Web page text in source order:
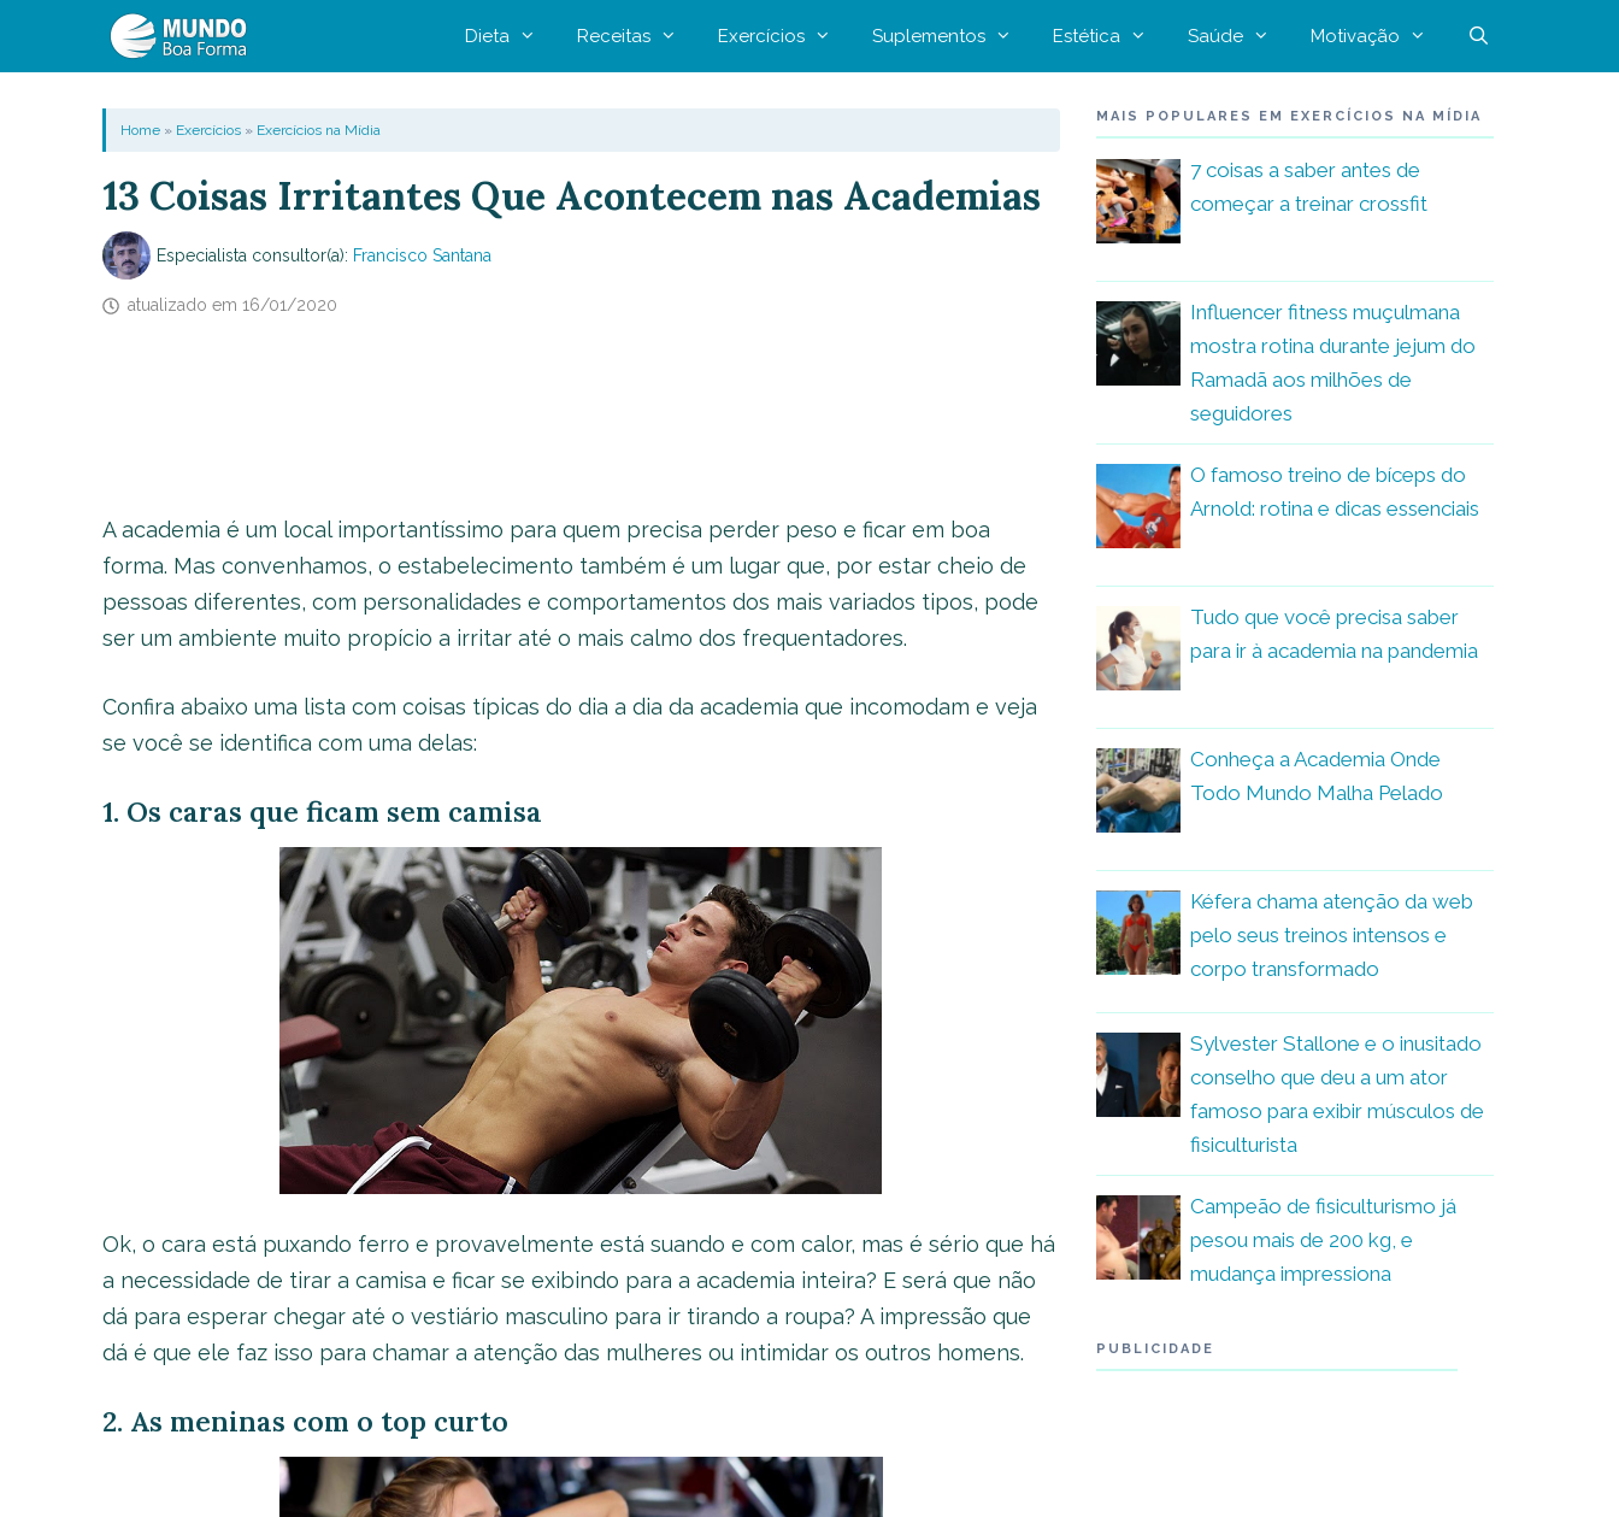
Dieta Receitas Exercícios Suplementos Estética Saúde Motivação
Home» Exercícios» Exercícios na Mídia
13 Coisas Irritantes Que Acontecem nas Academias
Especialista consultor(a): Francisco Santana
atualizado em 16/01/2020
A academia é um local importantíssimo para quem precisa perder peso e ficar em boa
forma. Mas convenhamos, o estabelecimento também é um lugar que, por estar cheio de
pessoas diferentes, com personalidades e comportamentos dos mais variados tipos, pode
ser um ambiente muito propício a irritar até o mais calmo dos frequentadores.
Confira abaixo uma lista com coisas típicas do dia a dia da academia que incomodam e veja
se você se identifica com uma delas:
1. Os caras que ficam sem camisa
Ok, o cara está puxando ferro e provavelmente está suando e com calor, mas é sério que há
a necessidade de tirar a camisa e ficar se exibindo para a academia inteira? E será que não
dá para esperar chegar até o vestiário masculino para ir tirando a roupa? A impressão que
dá é que ele faz isso para chamar a atenção das mulheres ou intimidar os outros homens.
2. As meninas com o top curto
MAIS POPULARES EM EXERCÍCIOS NA MÍDIA
7 coisas a saber antes de
começar a treinar crossfit
Influencer fitness muçulmana
mostra rotina durante jejum do
Ramadã aos milhões de
seguidores
O famoso treino de bíceps do
Arnold: rotina e dicas essenciais
Tudo que você precisa saber
para ir à academia na pandemia
Conheça a Academia Onde
Todo Mundo Malha Pelado
Kéfera chama atenção da web
pelo seus treinos intensos e
corpo transformado
Sylvester Stallone e o inusitado
conselho que deu a um ator
famoso para exibir músculos de
fisiculturista
Campeão de fisiculturismo já
pesou mais de 200 kg, e
mudança impressiona
PUBLICIDADE